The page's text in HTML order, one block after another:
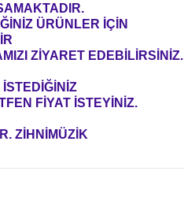
ÜRÜNLER İÇİN
ZİYARET EDEBİLİRSİNİZ.
FİYAT İSTEYİNİZ.
ZİHNİMÜZİK